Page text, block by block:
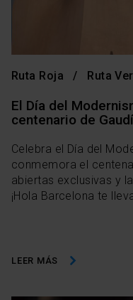
Ruta Roja Ruta
El Día del
centenario de
Celebra el Día del
conmemora el
abiertas exclusivas y
¡Hola Barcelona te
LEER MÁS